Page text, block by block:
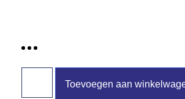
Toevoegen aan